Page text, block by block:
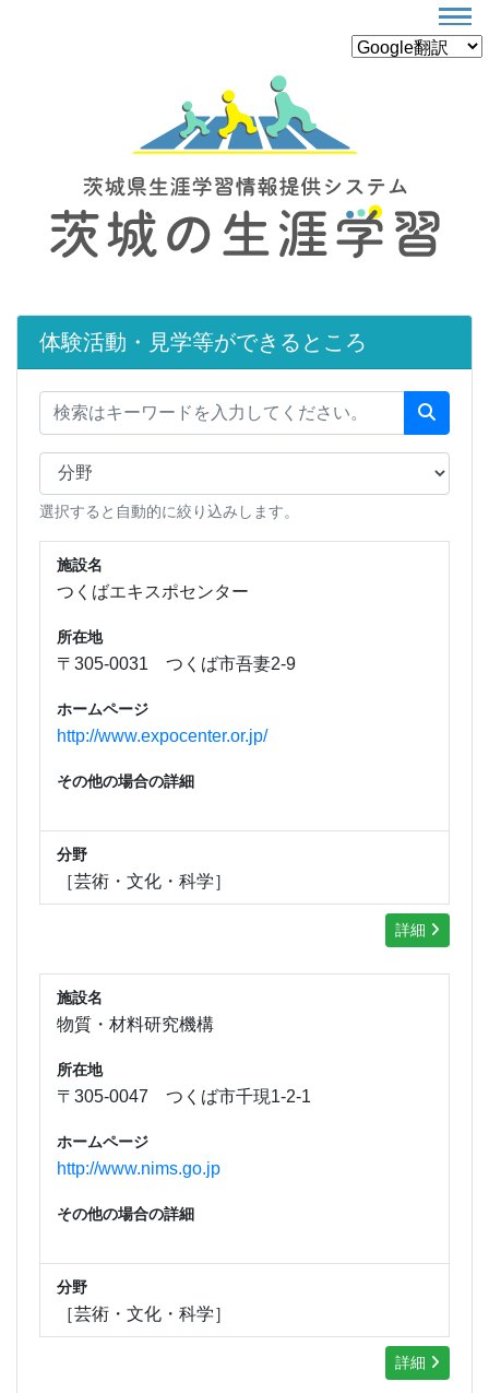
体験活動・見学等ができるところ
選択すると自動的に絞り込みします。
施設名
つくばエキスポセンター
所在地
〒305-0031 つくば市吾妻2-9
ホームページ
http://www.expocenter.or.jp/
その他の場合の詳細
分野
［芸術・文化・科学］
詳細
施設名
物質・材料研究機構
所在地
〒305-0047 つくば市千現1-2-1
ホームページ
http://www.nims.go.jp
その他の場合の詳細
分野
［芸術・文化・科学］
詳細